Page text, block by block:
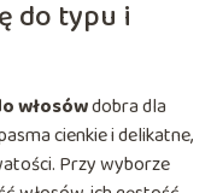
do typu i
włosówdobra dla
cienkie i delikatne,
Przy wyborze